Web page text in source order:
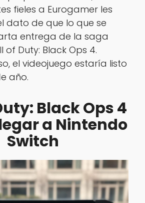
fieles a Eurogamer les
dato de que lo que se
entrega de la saga
of Duty: Black Ops 4.
el videojuego estaría listo
año.
Black Ops 4
a Nintendo
Switch